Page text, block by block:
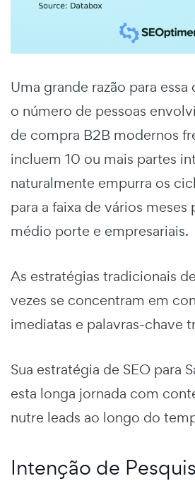
Uma grande razão para essa
o número de pessoas
de compra B2B modernos
incluem 10 ou mais partes
naturalmente empurra os
para a faixa de vários meses
médio porte e empresariais.
As estratégias tradicionais
vezes se concentram em
imediatas e palavras-chave
Sua estratégia de SEO para
esta longa jornada com
nutre leads ao longo do
Intenção de